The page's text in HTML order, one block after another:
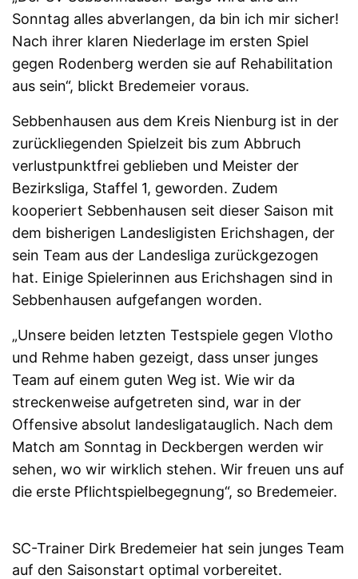
Sonntag alles abverlangen, da bin ich mir sicher!
Nach ihrer klaren Niederlage im ersten Spiel
gegen Rodenberg werden sie auf Rehabilitation
aus sein“, blickt Bredemeier voraus.
Sebbenhausen aus dem Kreis Nienburg ist in der
zurückliegenden Spielzeit bis zum Abbruch
verlustpunktfrei geblieben und Meister der
Bezirksliga, Staffel 1, geworden. Zudem
kooperiert Sebbenhausen seit dieser Saison mit
dem bisherigen Landesligisten Erichshagen, der
sein Team aus der Landesliga zurückgezogen
hat. Einige Spielerinnen aus Erichshagen sind in
Sebbenhausen aufgefangen worden.
„Unsere beiden letzten Testspiele gegen Vlotho
und Rehme haben gezeigt, dass unser junges
Team auf einem guten Weg ist. Wie wir da
streckenweise aufgetreten sind, war in der
Offensive absolut landesligatauglich. Nach dem
Match am Sonntag in Deckbergen werden wir
sehen, wo wir wirklich stehen. Wir freuen uns auf
die erste Pflichtspielbegegnung“, so Bredemeier.
SC-Trainer Dirk Bredemeier hat sein junges Team
auf den Saisonstart optimal vorbereitet.